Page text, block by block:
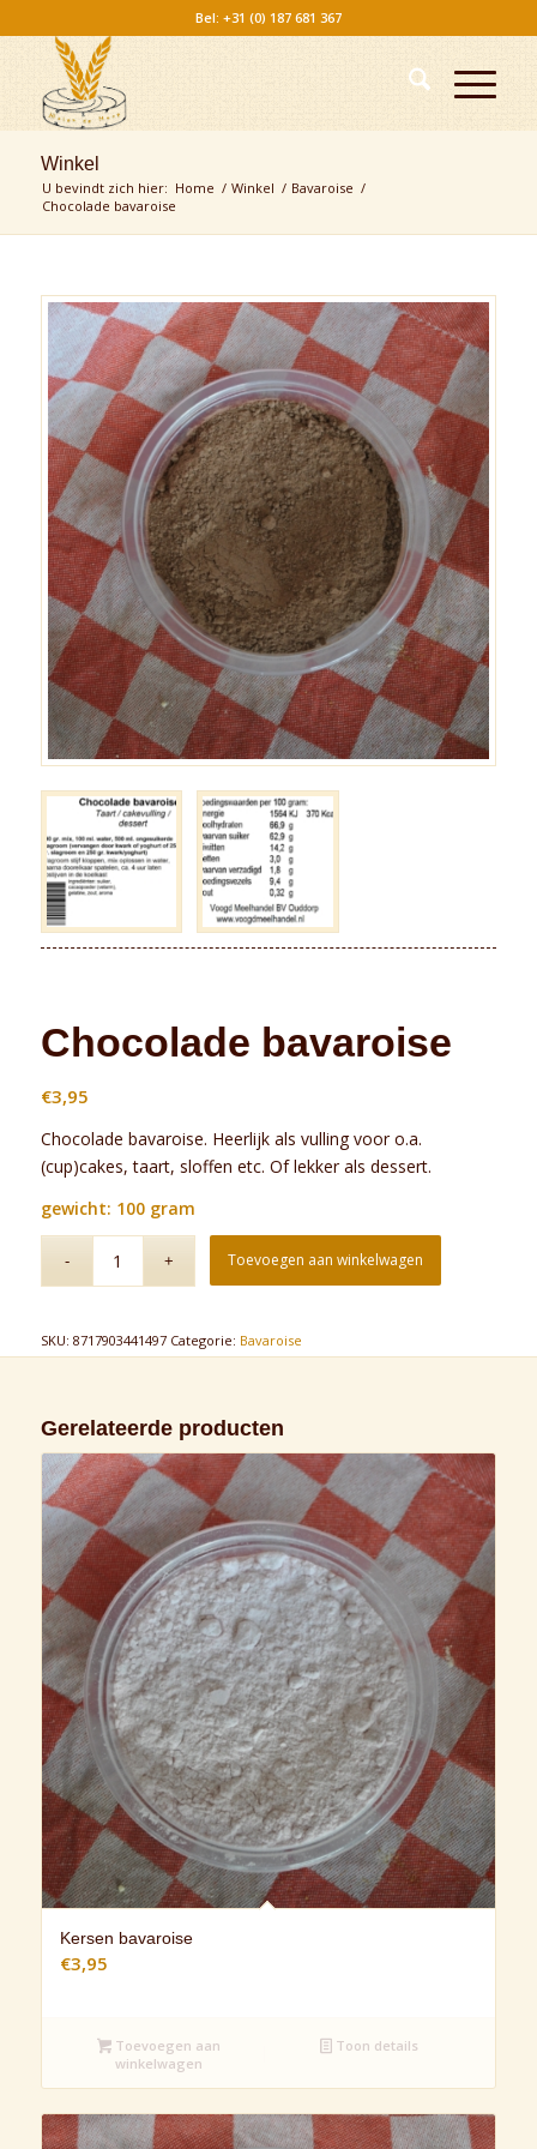
Bel: +31 (0) 187 681 367
Winkel
U bevindt zich hier: Home / Winkel / Bavaroise /
Chocolade bavaroise
Chocolade bavaroise
€3,95
Chocolade bavaroise. Heerlijk als vulling voor o.a.
(cup)cakes, taart, sloffen etc. Of lekker als dessert.
gewicht: 100 gram
Toevoegen aan winkelwagen
SKU: 8717903441497 Categorie: Bavaroise
Gerelateerde producten
Kersen bavaroise
€3,95
Toevoegen aan
winkelwagen
Toon details